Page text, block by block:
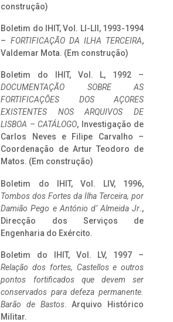
construção)
Boletim do IHIT, Vol. LI-LII, 1993-1994
– FORTIFICAÇÃO DA ILHA TERCEIRA,
Valdemar Mota. (Em construção)
Boletim do IHIT, Vol. L, 1992 –
DOCUMENTAÇÃO SOBRE AS
FORTIFICAÇÕES DOS AÇORES
EXISTENTES NOS ARQUIVOS DE
LISBOA – CATÁLOGO, Investigação de
Carlos Neves e Filipe Carvalho –
Coordenação de Artur Teodoro de
Matos. (Em construção)
Boletim do IHIT, Vol. LIV, 1996,
Tombos dos Fortes da Ilha Terceira, por
Damião Pego e António d’ Almeida Jr.,
Direcção dos Serviços de
Engenharia do Exército.
Boletim do IHIT, Vol. LV, 1997 –
Relação dos fortes, Castellos e outros
pontos fortificados que devem ser
conservados para defeza permanente.
Barão de Bastos. Arquivo Histórico
Militar.